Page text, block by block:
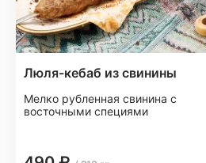
Люля-кебаб из свинины
Мелко рубленная свинина с
восточными специями